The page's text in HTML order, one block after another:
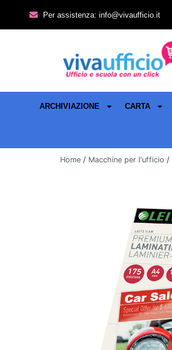
Per assistenza: info@vivaufficio.it
ARCHIVIAZIONE CARTA
Home / Macchine per l'ufficio /